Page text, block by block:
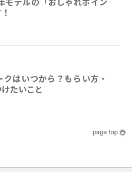
クはいつから？もらい方・
たいこと